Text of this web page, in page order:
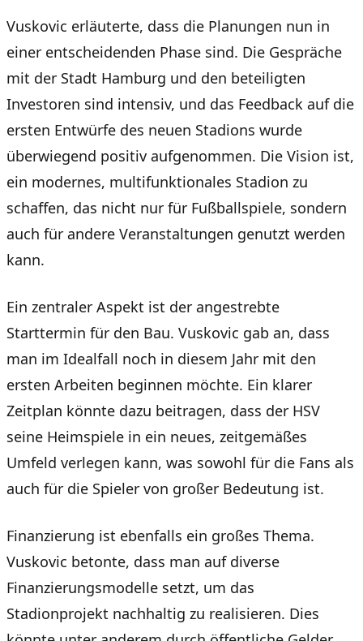
Vuskovic erläuterte, dass die Planungen nun in
einer entscheidenden Phase sind. Die Gespräche
mit der Stadt Hamburg und den beteiligten
Investoren sind intensiv, und das Feedback auf die
ersten Entwürfe des neuen Stadions wurde
überwiegend positiv aufgenommen. Die Vision ist,
ein modernes, multifunktionales Stadion zu
schaffen, das nicht nur für Fußballspiele, sondern
auch für andere Veranstaltungen genutzt werden
kann.
Ein zentraler Aspekt ist der angestrebte
Starttermin für den Bau. Vuskovic gab an, dass
man im Idealfall noch in diesem Jahr mit den
ersten Arbeiten beginnen möchte. Ein klarer
Zeitplan könnte dazu beitragen, dass der HSV
seine Heimspiele in ein neues, zeitgemäßes
Umfeld verlegen kann, was sowohl für die Fans als
auch für die Spieler von großer Bedeutung ist.
Finanzierung ist ebenfalls ein großes Thema.
Vuskovic betonte, dass man auf diverse
Finanzierungsmodelle setzt, um das
Stadionprojekt nachhaltig zu realisieren. Dies